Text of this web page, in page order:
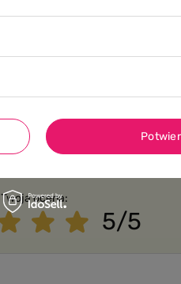
Twoja ocena:
5/5